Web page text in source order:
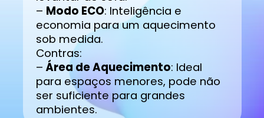
– Modo ECO: Inteligência e
economia para um aquecimento
sob medida.
Contras:
– Área de Aquecimento: Ideal
para espaços menores, pode não
ser suficiente para grandes
ambientes.